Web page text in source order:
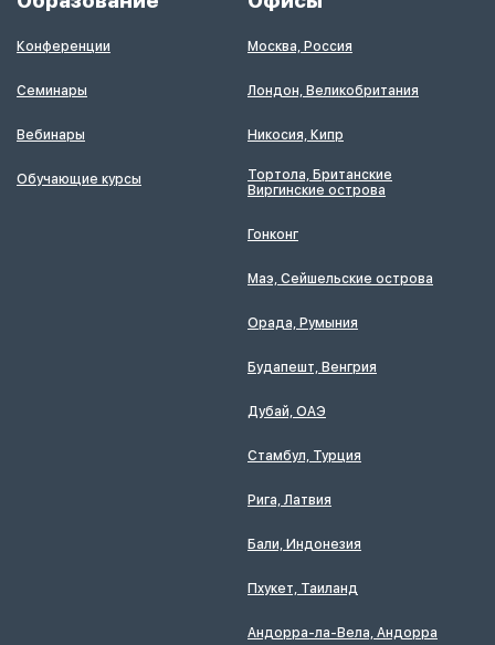
Конференции
Семинары
Вебинары
Обучающие курсы
Москва, Россия
Лондон, Великобритания
Никосия, Кипр
Тортола, Британские
Виргинские острова
Гонконг
Маэ, Сейшельские острова
Орада, Румыния
Будапешт, Венгрия
Дубай, ОАЭ
Стамбул, Турция
Рига, Латвия
Бали, Индонезия
Пхукет, Таиланд
Андорра-ла-Вела, Андорра